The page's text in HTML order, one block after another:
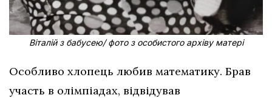
Віталій з бабусею/ фото з особистого архіву матері
Особливо хлопець любив математику. Брав
участь в олімпіадах, відвідував